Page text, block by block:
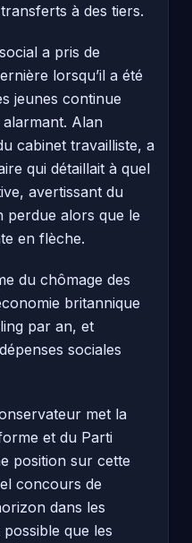
à des tiers.
a pris de
lorsqu’il a été
jeunes continue
Alan
cabinet travailliste, a
qui détaillait à quel
avertissant du
perdue alors que le
en flèche.
du chômage des
britannique
par an, et
sociales
met la
et du Parti
position sur cette
concours de
dans les
que les